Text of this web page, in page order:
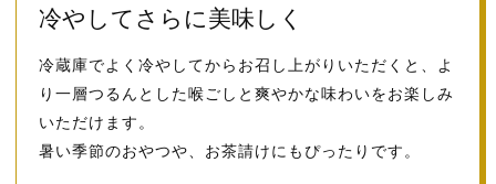
冷やしてさらに美味しく
冷蔵庫でよく冷やしてからお召し上がりいただくと、よ
り一層つるんとした喉ごしと爽やかな味わいをお楽しみ
いただけます。
暑い季節のおやつや、お茶請けにもぴったりです。